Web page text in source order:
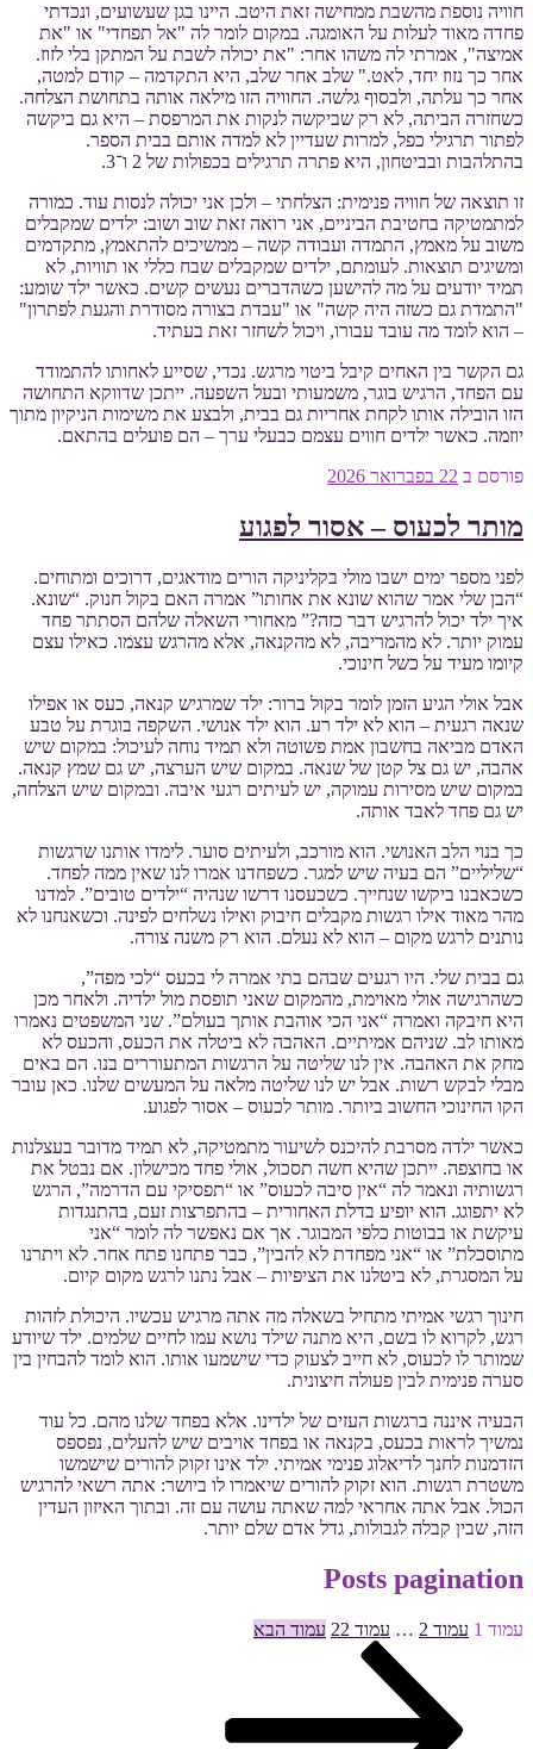
חוויה נוספת מהשבת ממחישה זאת היטב. היינו בגן שעשועים, ונכדתי
פחדה מאוד לעלות על האומגה. במקום לומר לה "אל תפחדי" או "את
אמיצה", אמרתי לה משהו אחר: "את יכולה לשבת על המתקן בלי לזוז.
אחר כך נזוז יחד, לאט." שלב אחר שלב, היא התקדמה – קודם למטה,
אחר כך עלתה, ולבסוף גלשה. החוויה הזו מילאה אותה בתחושת הצלחה.
כשחזרה הביתה, לא רק שביקשה לנקות את המרפסת – היא גם ביקשה
לפתור תרגילי כפל, למרות שעדיין לא למדה אותם בבית הספר.
בהתלהבות ובביטחון, היא פתרה תרגילים בכפולות של 2 ו־3.
זו תוצאה של חוויה פנימית: הצלחתי – ולכן אני יכולה לנסות עוד. כמורה
למתמטיקה בחטיבת הביניים, אני רואה זאת שוב ושוב: ילדים שמקבלים
משוב על מאמץ, התמדה ועבודה קשה – ממשיכים להתאמץ, מתקדמים
ומשיגים תוצאות. לעומתם, ילדים שמקבלים שבח כללי או תוויות, לא
תמיד יודעים על מה להישען כשהדברים נעשים קשים. כאשר ילד שומע:
"התמדת גם כשזה היה קשה" או "עבדת בצורה מסודרת והגעת לפתרון"
– הוא לומד מה עובד עבורו, ויכול לשחזר זאת בעתיד.
גם הקשר בין האחים קיבל ביטוי מרגש. נכדי, שסייע לאחותו להתמודד
עם הפחד, הרגיש בוגר, משמעותי ובעל השפעה. ייתכן שדווקא התחושה
הזו הובילה אותו לקחת אחריות גם בבית, ולבצע את משימות הניקיון מתוך
יוזמה. כאשר ילדים חווים עצמם כבעלי ערך – הם פועלים בהתאם.
פורסם ב 22 בפברואר 2026
מותר לכעוס – אסור לפגוע
לפני מספר ימים ישבו מולי בקליניקה הורים מודאגים, דרוכים ומתוחים.
“הבן שלי אמר שהוא שונא את אחותו” אמרה האם בקול חנוק. “שונא.
איך ילד יכול להרגיש דבר כזה?” מאחורי השאלה שלהם הסתתר פחד
עמוק יותר. לא מהמריבה, לא מהקנאה, אלא מהרגש עצמו. כאילו עצם
קיומו מעיד על כשל חינוכי.
אבל אולי הגיע הזמן לומר בקול ברור: ילד שמרגיש קנאה, כעס או אפילו
שנאה רגעית – הוא לא ילד רע. הוא ילד אנושי. השקפה בוגרת על טבע
האדם מביאה בחשבון אמת פשוטה ולא תמיד נוחה לעיכול: במקום שיש
אהבה, יש גם צל קטן של שנאה. במקום שיש הערצה, יש גם שמץ קנאה.
במקום שיש מסירות עמוקה, יש לעיתים רגעי איבה. ובמקום שיש הצלחה,
יש גם פחד לאבד אותה.
כך בנוי הלב האנושי. הוא מורכב, ולעיתים סוער. לימדו אותנו שרגשות
“שליליים” הם בעיה שיש למגר. כשפחדנו אמרו לנו שאין ממה לפחד.
כשכאבנו ביקשו שנחייך. כשכעסנו דרשו שנהיה “ילדים טובים”. למדנו
מהר מאוד אילו רגשות מקבלים חיבוק ואילו נשלחים לפינה. וכשאנחנו לא
נותנים לרגש מקום – הוא לא נעלם. הוא רק משנה צורה.
גם בבית שלי. היו רגעים שבהם בתי אמרה לי בכעס “לכי מפה”,
כשהרגישה אולי מאוימת, מהמקום שאני תופסת מול ילדיה. ולאחר מכן
היא חיבקה ואמרה “אני הכי אוהבת אותך בעולם”. שני המשפטים נאמרו
מאותו לב. שניהם אמיתיים. האהבה לא ביטלה את הכעס, והכעס לא
מחק את האהבה. אין לנו שליטה על הרגשות המתעוררים בנו. הם באים
מבלי לבקש רשות. אבל יש לנו שליטה מלאה על המעשים שלנו. כאן עובר
הקו החינוכי החשוב ביותר. מותר לכעוס – אסור לפגוע.
כאשר ילדה מסרבת להיכנס לשיעור מתמטיקה, לא תמיד מדובר בעצלנות
או בחוצפה. ייתכן שהיא חשה תסכול, אולי פחד מכישלון. אם נבטל את
רגשותיה ונאמר לה “אין סיבה לכעוס” או “תפסיקי עם הדרמה”, הרגש
לא יתפוגג. הוא יופיע בדלת האחורית – בהתפרצות זעם, בהתנגדות
עיקשת או בבוטות כלפי המבוגר. אך אם נאפשר לה לומר “אני
מתוסכלת” או “אני מפחדת לא להבין”, כבר פתחנו פתח אחר. לא ויתרנו
על המסגרת, לא ביטלנו את הציפיות – אבל נתנו לרגש מקום קיום.
חינוך רגשי אמיתי מתחיל בשאלה מה אתה מרגיש עכשיו. היכולת לזהות
רגש, לקרוא לו בשם, היא מתנה שילד נושא עמו לחיים שלמים. ילד שיודע
שמותר לו לכעוס, לא חייב לצעוק כדי שישמעו אותו. הוא לומד להבחין בין
סערה פנימית לבין פעולה חיצונית.
הבעיה איננה ברגשות העזים של ילדינו. אלא בפחד שלנו מהם. כל עוד
נמשיך לראות בכעס, בקנאה או בפחד אויבים שיש להעלים, נפספס
הזדמנות לחנך לדיאלוג פנימי אמיתי. ילד אינו זקוק להורים שישמשו
משטרת רגשות. הוא זקוק להורים שיאמרו לו ביושר: אתה רשאי להרגיש
הכול. אבל אתה אחראי למה שאתה עושה עם זה. ובתוך האיזון העדין
הזה, שבין קבלה לגבולות, גדל אדם שלם יותר.
Posts pagination
עמוד 1 עמוד 2
… עמוד 22 עמוד הבא